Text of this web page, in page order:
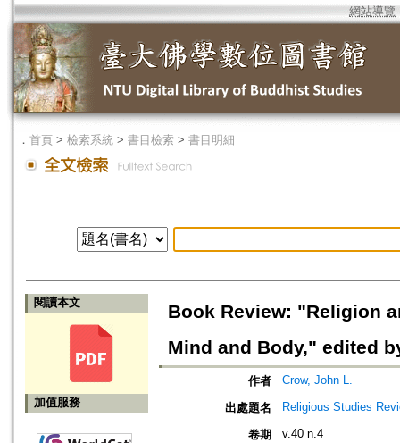
網站導覽
． 首頁 > 檢索系統 > 書目檢索 > 書目明細
閱讀本文
加值服務
Book Review: "Religion
Mind and Body," edited
作者 Crow, John L.
出處題名 Religious Studies
卷期 v.40 n.4